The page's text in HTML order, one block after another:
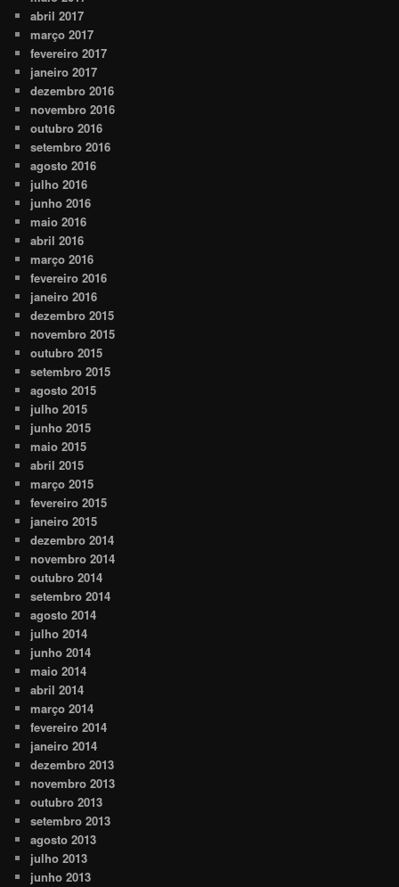
abril 2017
março 2017
fevereiro 2017
janeiro 2017
dezembro 2016
novembro 2016
outubro 2016
setembro 2016
agosto 2016
julho 2016
junho 2016
maio 2016
abril 2016
março 2016
fevereiro 2016
janeiro 2016
dezembro 2015
novembro 2015
outubro 2015
setembro 2015
agosto 2015
julho 2015
junho 2015
maio 2015
abril 2015
março 2015
fevereiro 2015
janeiro 2015
dezembro 2014
novembro 2014
outubro 2014
setembro 2014
agosto 2014
julho 2014
junho 2014
maio 2014
abril 2014
março 2014
fevereiro 2014
janeiro 2014
dezembro 2013
novembro 2013
outubro 2013
setembro 2013
agosto 2013
julho 2013
junho 2013